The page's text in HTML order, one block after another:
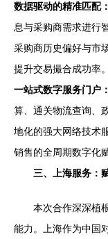
数据驱动的精准匹配：
息与采购商需求进行
采购商历史偏好与市
提升交易撮合成功率。
一站式数字服务门户：
算、通关物流查询、
地化的强大网络技术
销售的全周期数字化
三、上海服务：
本次合作深深植
能力。上海作为中国